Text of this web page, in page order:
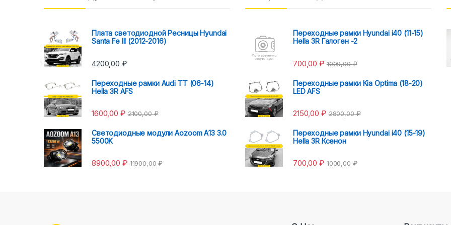
Плата светодиодной Ресницы Hyundai
Santa Fe III (2012-2016)
4200,00 ₽
Переходные рамки Audi TT (06-14)
Hella 3R AFS
1600,00 ₽ 2100,00₽
Светодиодные модули Aozoom A13 3.0
5500K
8900,00 ₽ 11900,00₽
Переходные рамки Hyundai i40 (11-15)
Hella 3R Галоген -2
700,00₽ 1000,00₽
Переходные рамки Kia Optima (18-20)
LED AFS
2150,00 ₽ 2800,00₽
Переходные рамки Hyundai i40 (15-19)
Hella 3R Ксенон
700,00₽ 1000,00₽